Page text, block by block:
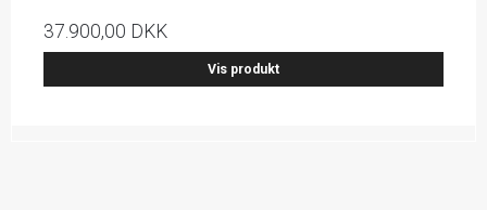
37.900,00 DKK
Vis produkt